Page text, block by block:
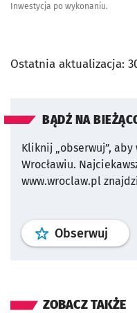
Inwestycja po wykonaniu.
Ostatnia aktualizacja:
BĄDŹ NA
Kliknij „obserwuj”,
Wrocławiu.
www.wroclaw.pl
Obserwuj profil
ZOBACZ TAKŻE